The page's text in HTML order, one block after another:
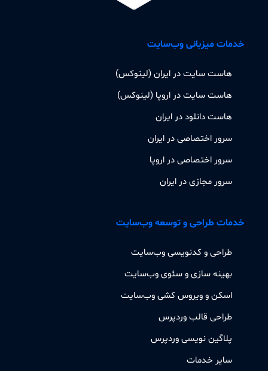
خدمات میزبانی وب‌سایت
هاست سایت در ایران (لینوکس)
هاست سایت در اروپا (لینوکس)
هاست دانلود در ایران
سرور اختصاصی در ایران
سرور اختصاصی در اروپا
سرور مجازی در ایران
خدمات طراحی و توسعه وب‌سایت
طراحی و کدنویسی وب‌سایت
بهینه سازی و سئوی وب‌سایت
اسکن و ویروس کشی وب‌سایت
طراحی قالب وردپرس
پلاگین نویسی وردپرس
سایر خدمات